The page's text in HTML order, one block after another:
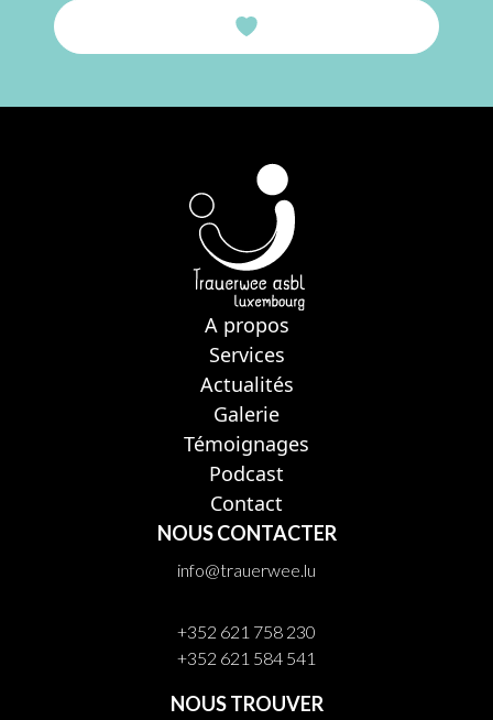
A propos
Services
Actualités
Galerie
Témoignages
Podcast
Contact
NOUS CONTACTER
info@trauerwee.lu
+352 621 758 230
+352 621 584 541
NOUS TROUVER